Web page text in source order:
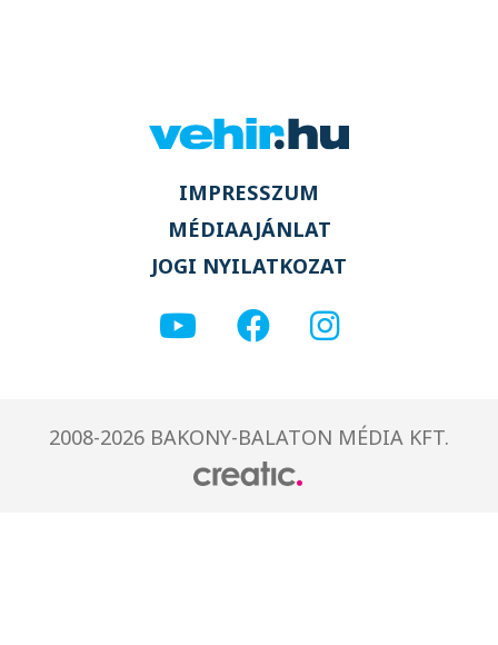
IMPRESSZUM
MÉDIAAJÁNLAT
JOGI NYILATKOZAT
2008-2026 BAKONY-BALATON MÉDIA KFT.